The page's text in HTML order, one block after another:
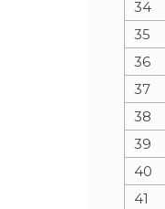
34
35
36
37
38
39
40
41